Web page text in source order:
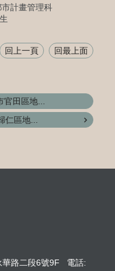
計畫管理科
回上一頁 回最上面
田區地...
區地...
華路二段6號9F 電話: